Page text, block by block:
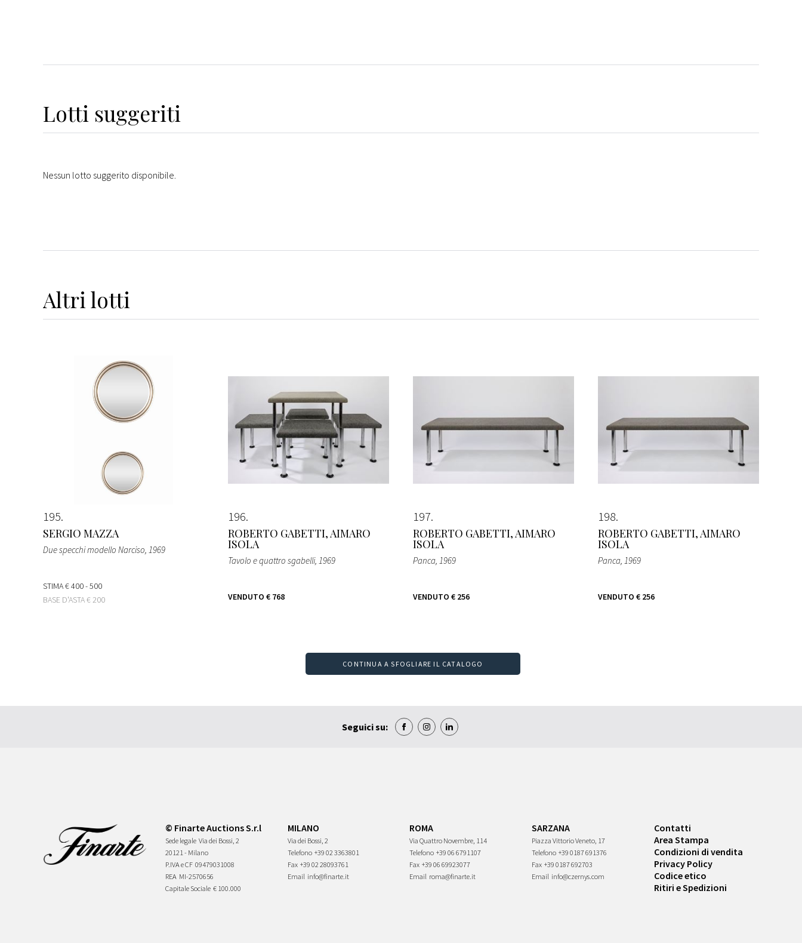
Lotti suggeriti
Nessun lotto suggerito disponibile.
Altri lotti
195
SERGIO MAZZA
Due specchi modello Narciso, 1969
STIMA€ 400 - 500
BASE D'ASTA€ 200
196
ROBERTO GABETTI, AIMARO
ISOLA
Tavolo e quattro sgabelli, 1969
VENDUTO € 768
197
ROBERTO GABETTI, AIMARO
ISOLA
Panca, 1969
VENDUTO € 256
198
ROBERTO GABETTI, AIMARO
ISOLA
Panca, 1969
VENDUTO € 256
CONTINUA A SFOGLIARE IL CATALOGO
Seguici su:
© Finarte Auctions S.r.l
Sede legale Via dei Bossi, 2
20121 - Milano
P.IVA e CF 09479031008
REA MI-2570656
Capitale Sociale € 100.000
MILANO
Via dei Bossi, 2
Telefono +39 02 3363801
Fax +39 02 28093761
Email info@finarte.it
ROMA
Via Quattro Novembre, 114
Telefono +39 06 6791107
Fax +39 06 69923077
Email roma@finarte.it
SARZANA
Piazza Vittorio Veneto, 17
Telefono +39 0187 691376
Fax +39 0187 692703
Email info@czernys.com
Contatti
Area Stampa
Condizioni di vendita
Privacy Policy
Codice etico
Ritiri e Spedizioni